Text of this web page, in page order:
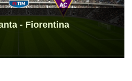
- Fiorentina